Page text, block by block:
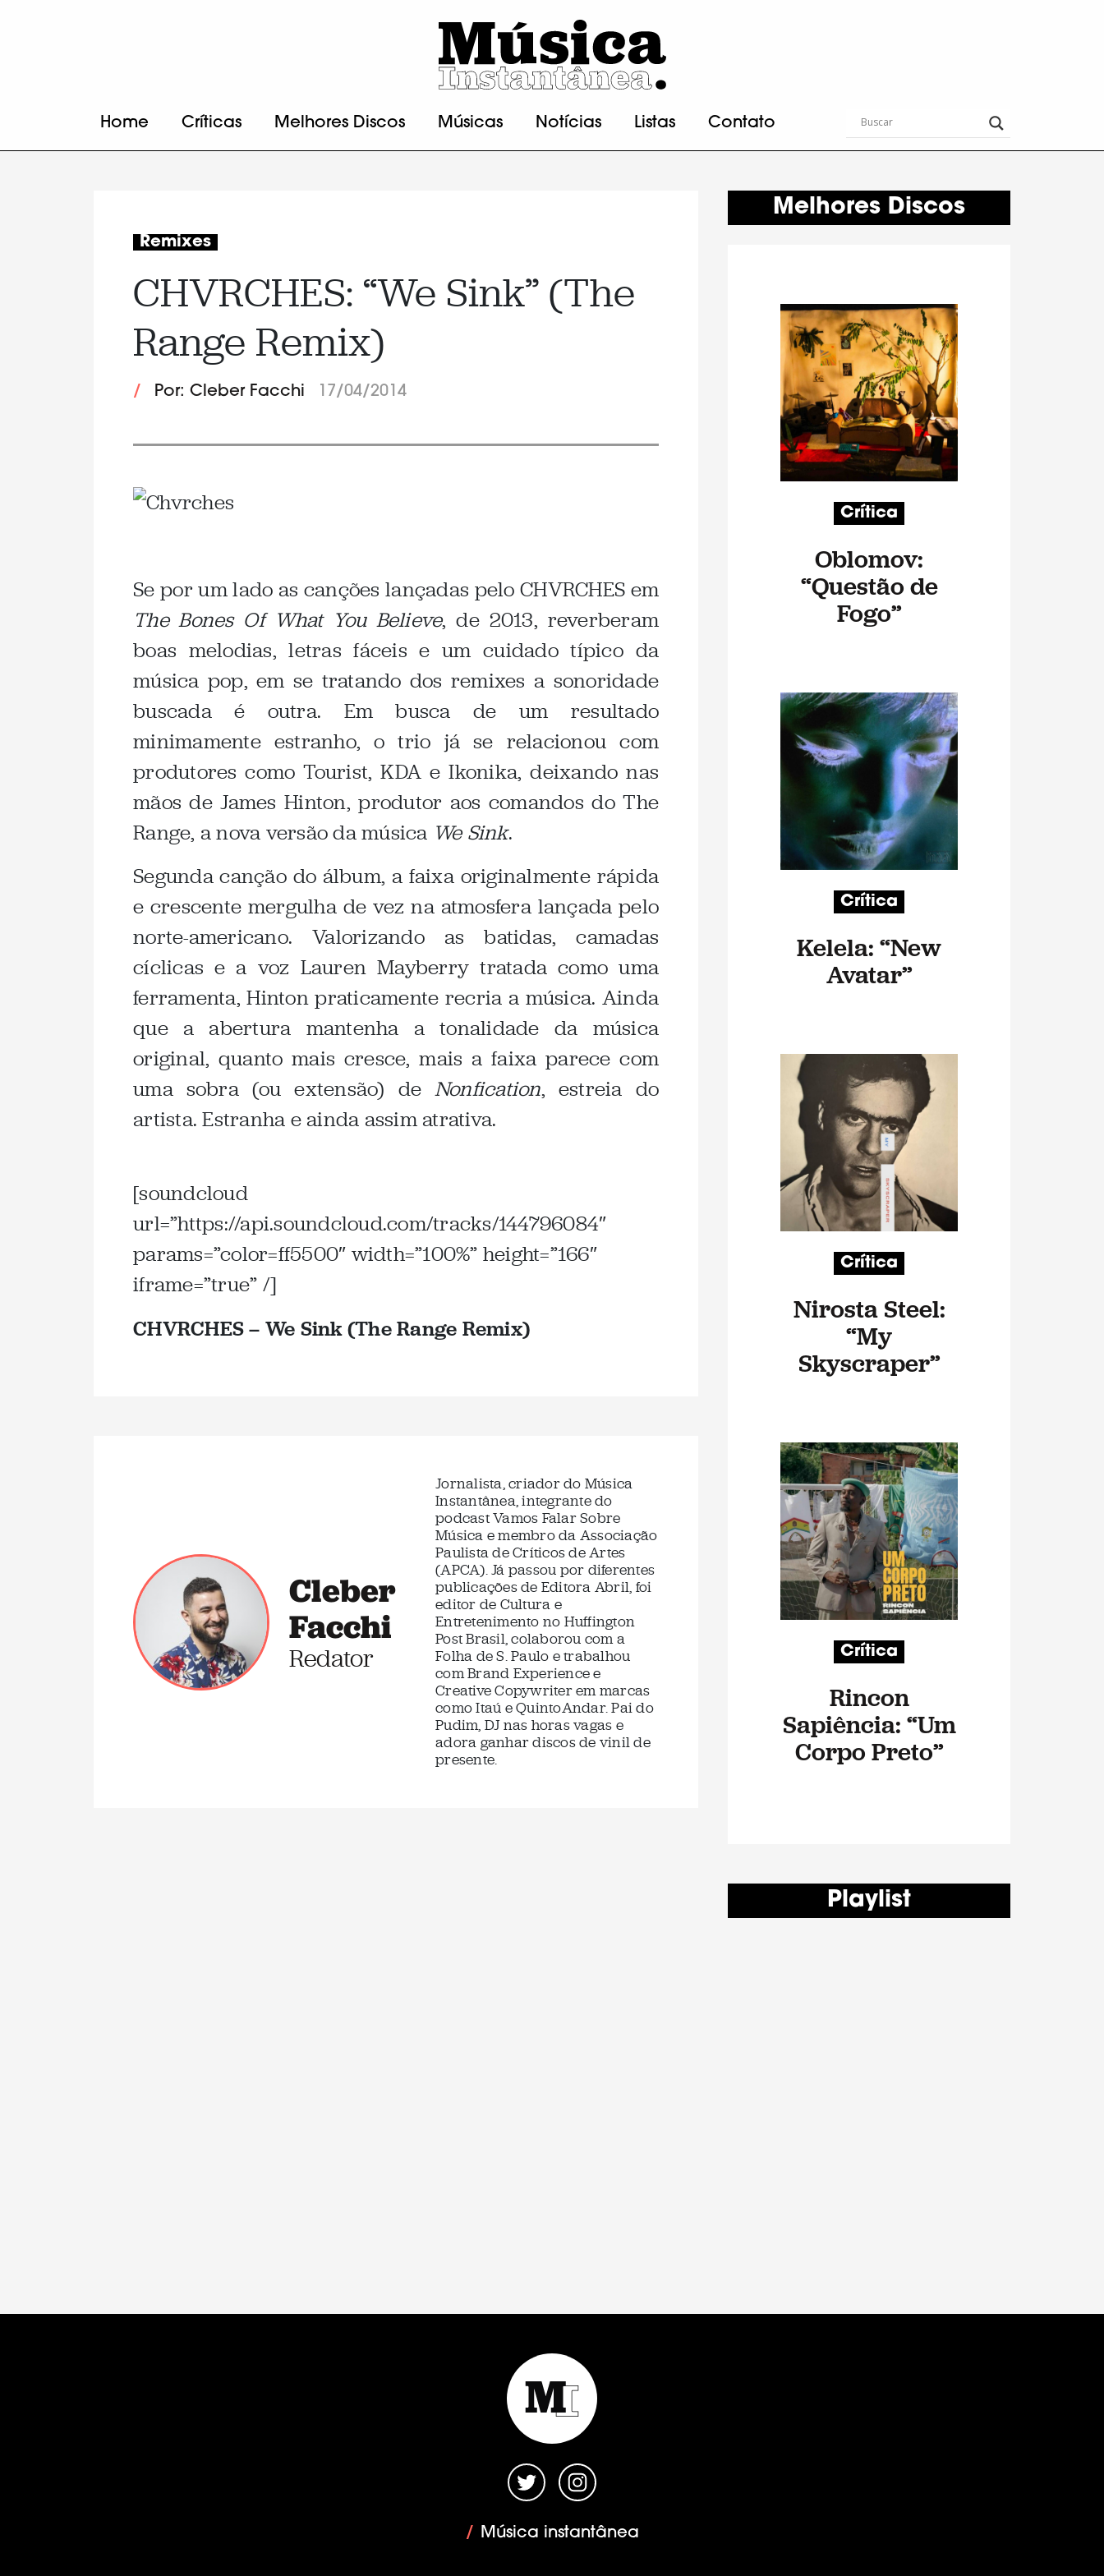
Home Críticas Melhores Discos Músicas Notícias Listas Contato
Remixes
CHVRCHES: “We Sink” (The
Range Remix)
/ Por: Cleber Facchi 17/04/2014
Se por um lado as canções lançadas pelo CHVRCHES em
The Bones Of What You Believe, de 2013, reverberam
boas melodias, letras fáceis e um cuidado típico da
música pop, em se tratando dos remixes a sonoridade
buscada é outra. Em busca de um resultado
minimamente estranho, o trio já se relacionou com
produtores como Tourist, KDA e Ikonika, deixando nas
mãos de James Hinton, produtor aos comandos do The
Range, a nova versão da música We Sink.
Segunda canção do álbum, a faixa originalmente rápida
e crescente mergulha de vez na atmosfera lançada pelo
norte-americano. Valorizando as batidas, camadas
cíclicas e a voz Lauren Mayberry tratada como uma
ferramenta, Hinton praticamente recria a música. Ainda
que a abertura mantenha a tonalidade da música
original, quanto mais cresce, mais a faixa parece com
uma sobra (ou extensão) de Nonfication, estreia do
artista. Estranha e ainda assim atrativa.
[soundcloud
url=”https://api.soundcloud.com/tracks/144796084″
params=”color=ff5500″ width=”100%” height=”166″
iframe=”true” /]
CHVRCHES – We Sink (The Range Remix)
Cleber
Facchi
Redator
Jornalista, criador do Música
Instantânea, integrante do
podcast Vamos Falar Sobre
Música e membro da Associação
Paulista de Críticos de Artes
(APCA). Já passou por diferentes
publicações de Editora Abril, foi
editor de Cultura e
Entretenimento no Huffington
Post Brasil, colaborou com a
Folha de S. Paulo e trabalhou
com Brand Experience e
Creative Copywriter em marcas
como Itaú e QuintoAndar. Pai do
Pudim, DJ nas horas vagas e
adora ganhar discos de vinil de
presente.
Melhores Discos
Crítica
Oblomov:
“Questão de
Fogo”
Crítica
Kelela: “New
Avatar”
Crítica
Nirosta Steel:
“My
Skyscraper”
Crítica
Rincon
Sapiência: “Um
Corpo Preto”
Playlist
/ Música instantânea